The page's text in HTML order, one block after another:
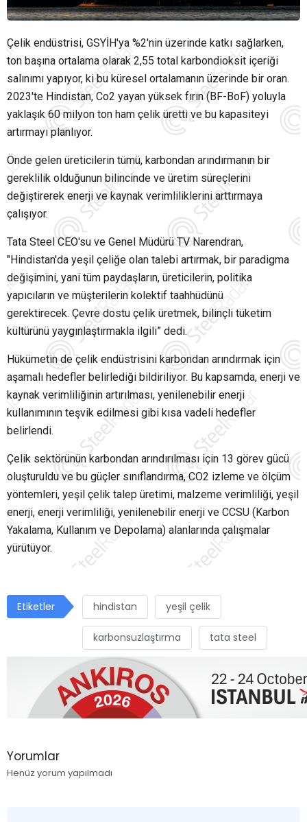
Çelik endüstrisi, GSYİH'ya %2'nin üzerinde katkı sağlarken,
ton başına ortalama olarak 2,55 total karbondioksit içeriği
salınımı yapıyor, ki bu küresel ortalamanın üzerinde bir oran.
2023'te Hindistan,Co2 yayan yüksek fırın (BF-BoF) yoluyla
yaklaşık 60 milyon ton ham çelik üretti ve bu kapasiteyi
artırmayı planlıyor.
Önde gelen üreticilerin tümü, karbondan arındırmanın bir
gereklilik olduğunun bilincinde ve üretim süreçlerini
değiştirerek enerji ve kaynak verimliliklerini arttırmaya
çalışıyor.
Tata Steel CEO'su ve Genel Müdürü TVNarendran,
"Hindistan'da yeşil çeliğe olan talebi artırmak, bir paradigma
değişimini, yani tüm paydaşların, üreticilerin, politika
yapıcıların ve müşterilerin kolektif taahhüdünü
gerektirecek. Çevre dostu çelik üretmek, bilinçli tüketim
kültürünü yaygınlaştırmakla ilgili” dedi.
Hükümetin de çelik endüstrisini karbondan arındırmak için
aşamalı hedefler belirlediği bildiriliyor. Bu kapsamda, enerji ve
kaynak verimliliğinin artırılması, yenilenebilir enerji
kullanımının teşvik edilmesi gibi kısa vadeli hedefler
belirlendi.
Çelik sektörünün karbondan arındırılması için 13 görev gücü
oluşturuldu ve bu güçler sınıflandırma, CO2 izleme ve ölçüm
yöntemleri, yeşil çelik talep üretimi, malzeme verimliliği, yeşil
enerji, enerji verimliliği, yenilenebilir enerji ve CCSU (Karbon
Yakalama, Kullanım ve Depolama) alanlarında çalışmalar
yürütüyor.
Etiketler hindistan yeşil çelik
karbonsuzlaştırma tata steel
Yorumlar
Henüz yorum yapılmadı